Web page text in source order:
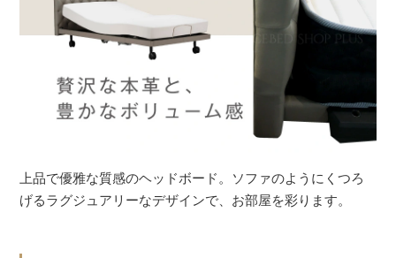
上品で優雅な質感のヘッドボード。ソファのようにくつろ
げるラグジュアリーなデザインで、お部屋を彩ります。